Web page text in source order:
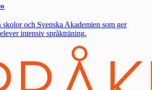
»
skolor och Svenska Akademien som ger
intensiv språkträning.